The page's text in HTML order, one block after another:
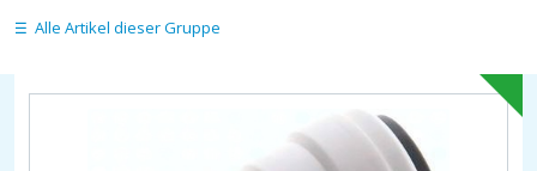
Alle Artikel dieser Gruppe